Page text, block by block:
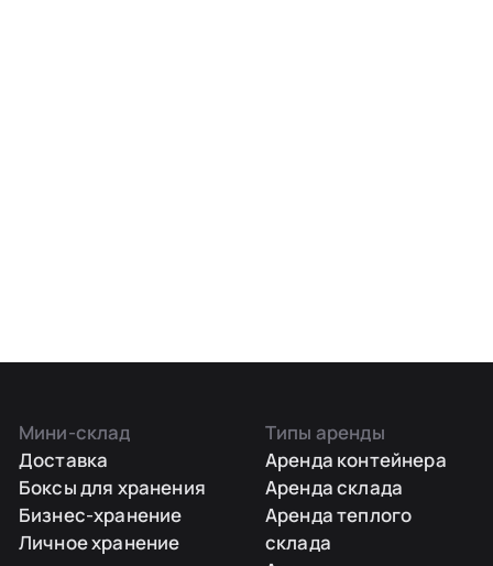
Мини-склад
Доставка
Боксы для хранения
Бизнес-хранение
Личное хранение
Типы аренды
Аренда контейнера
Аренда склада
Аренда теплого
склада